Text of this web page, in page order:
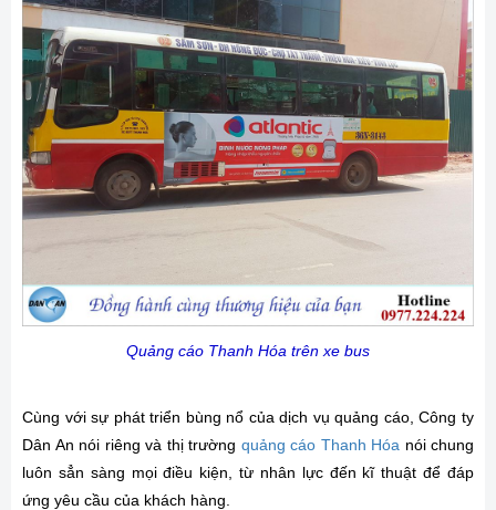
Quảng cáo Thanh Hóa trên xe bus
Cùng với sự phát triển bùng nổ của dịch vụ quảng cáo, Công ty
Dân An nói riêng và thị trường quảng cáo Thanh Hóa nói chung
luôn sẳn sàng mọi điều kiện, từ nhân lực đến kĩ thuật để đáp
ứng yêu cầu của khách hàng.